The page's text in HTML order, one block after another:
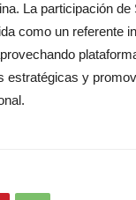
La participación de
como un referente
estratégicas y